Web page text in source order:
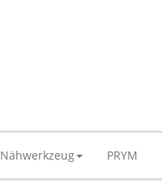
Nähwerkzeug PRYM